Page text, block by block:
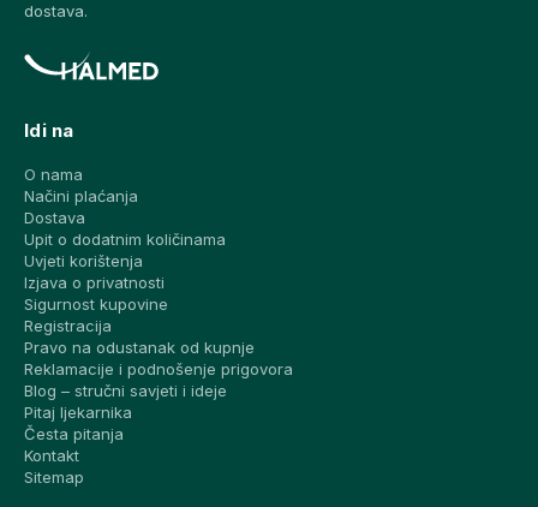
dostava.
Idi na
O nama
Načini plaćanja
Dostava
Upit o dodatnim količinama
Uvjeti korištenja
Izjava o privatnosti
Sigurnost kupovine
Registracija
Pravo na odustanak od kupnje
Reklamacije i podnošenje prigovora
Blog – stručni savjeti i ideje
Pitaj ljekarnika
Česta pitanja
Kontakt
Sitemap